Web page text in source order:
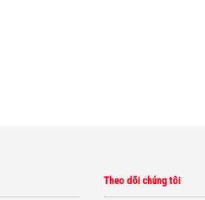
Theo dõi chúng tôi